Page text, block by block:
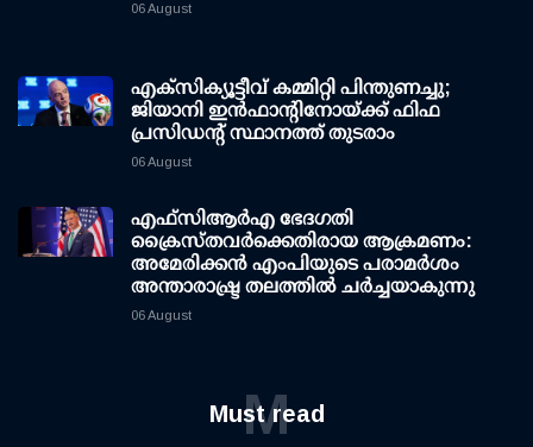
06 August
എക്സിക്യൂട്ടീവ് കമ്മിറ്റി പിന്തുണച്ചു;
ജിയാനി ഇന്‍ഫാന്റിനോയ്ക്ക് ഫിഫ
പ്രസിഡന്റ് സ്ഥാനത്ത് തുടരാം
06 August
എഫ്‌സി‌ആര്‍‌എ ഭേദഗതി
ക്രൈസ്തവർക്കെതിരായ ആക്രമണം:
അമേരിക്കൻ എംപിയുടെ പരാമർശം
അന്താരാഷ്ട്ര തലത്തിൽ ചർച്ചയാകുന്നു
06 August
Must read
M